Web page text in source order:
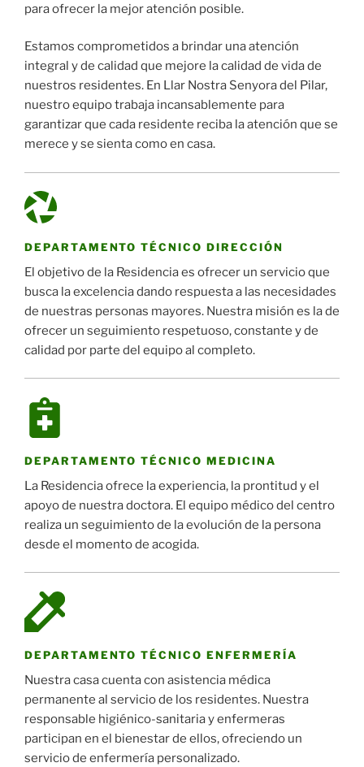
para ofrecer la mejor atención posible.
Estamos comprometidos a brindar una atención
integral y de calidad que mejore la calidad de vida de
nuestros residentes. En Llar Nostra Senyora del Pilar,
nuestro equipo trabaja incansablemente para
garantizar que cada residente reciba la atención que se
merece y se sienta como en casa.
DEPARTAMENTO TÉCNICO DIRECCIÓN
El objetivo de la Residencia es ofrecer un servicio que
busca la excelencia dando respuesta a las necesidades
de nuestras personas mayores. Nuestra misión es la de
ofrecer un seguimiento respetuoso, constante y de
calidad por parte del equipo al completo.
DEPARTAMENTO TÉCNICO MEDICINA
La Residencia ofrece la experiencia, la prontitud y el
apoyo de nuestra doctora. El equipo médico del centro
realiza un seguimiento de la evolución de la persona
desde el momento de acogida.
DEPARTAMENTO TÉCNICO ENFERMERÍA
Nuestra casa cuenta con asistencia médica
permanente al servicio de los residentes. Nuestra
responsable higiénico-sanitaria y enfermeras
participan en el bienestar de ellos, ofreciendo un
servicio de enfermería personalizado.